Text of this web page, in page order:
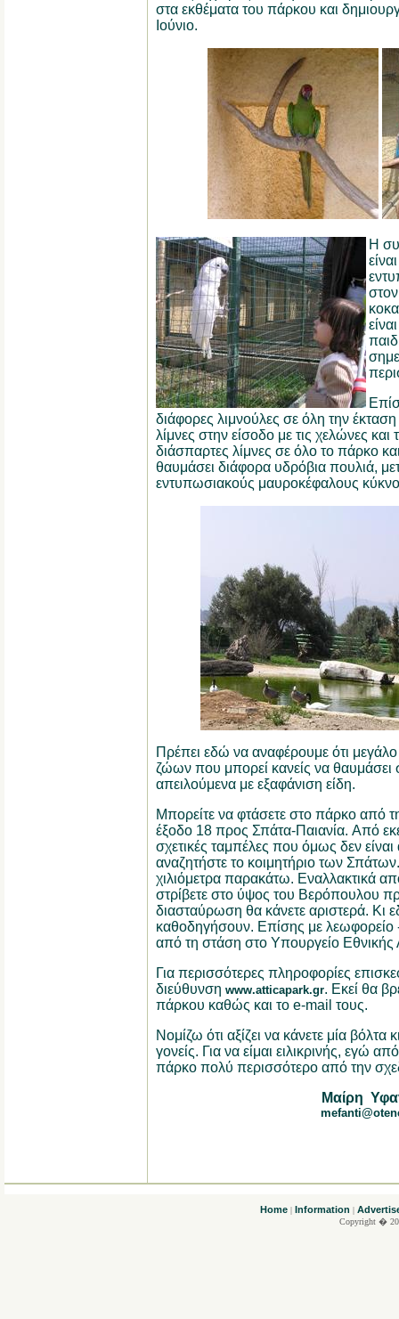
στα εκθέματα του πάρκου και
Ιούνιο.
Η
διάφορες λιμνούλες σε όλη την
λίμνες στην είσοδο με τις χελώνες
διάσπαρτες λίμνες σε όλο το πάρκο
θαυμάσει διάφορα υδρόβια πουλιά,
εντυπωσιακούς μαυροκέφαλους
Πρέπει εδώ να αναφέρουμε ότι
ζώων που μπορεί κανείς να θαυμάσει
απειλούμενα με εξαφάνιση είδη.
Μπορείτε να φτάσετε στο πάρκο από
έξοδο 18 προς Σπάτα-Παιανία. Από
σχετικές ταμπέλες που όμως δεν είναι
αναζητήστε το κοιμητήριο των Σπάτων.
χιλιόμετρα παρακάτω. Εναλλακτικά
στρίβετε στο ύψος του Βερόπουλου
διασταύρωση θα κάνετε αριστερά. Κι
καθοδηγήσουν. Επίσης με λεωφορείο
από τη στάση στο Υπουργείο
Για περισσότερες πληροφορίες
διεύθυνση www.atticapark.gr. Εκεί θα
πάρκου καθώς και το e-mail τους.
Νομίζω ότι αξίζει να κάνετε μία βόλτα
γονείς. Για να είμαι ειλικρινής, εγώ
πάρκο πολύ περισσότερο από την
Μαίρη
Home| Information |
Copyright �